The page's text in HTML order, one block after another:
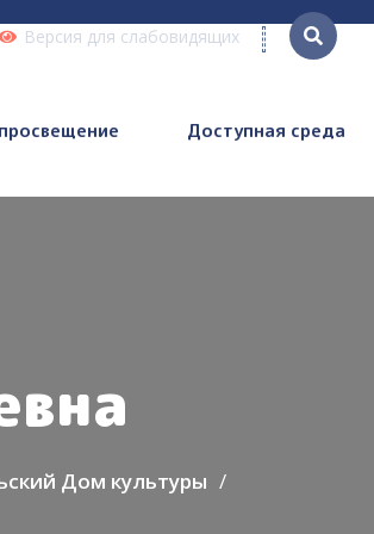
Версия для слабовидящих
Доступная среда
Дом культуры